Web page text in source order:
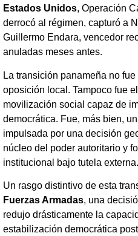
Estados Unidos, Operación
derrocó al régimen, capturó a
Guillermo Endara, vencedor
anuladas meses antes.
La transición panameña no
oposición local. Tampoco fue
movilización social capaz de
democrática. Fue, más bien,
impulsada por una decisión
núcleo del poder autoritario y
institucional bajo tutela externa.
Un rasgo distintivo de esta
Fuerzas Armadas, una
redujo drásticamente la
estabilización democrática